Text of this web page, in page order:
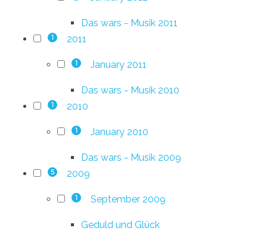
Das wars - Musik 2011
1 2011
1 January 2011
Das wars - Musik 2010
1 2010
1 January 2010
Das wars - Musik 2009
5 2009
1 September 2009
Geduld und Glück